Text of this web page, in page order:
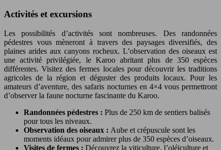
Activités et excursions
Les possibilités d’activités sont nombreuses. Des randonnées
pédestres vous mèneront à travers des paysages diversifiés, des
plaines arides aux canyons rocheux. L’observation des oiseaux est
une activité privilégiée, le Karoo abritant plus de 350 espèces
différentes. Visitez des fermes locales pour découvrir les traditions
agricoles de la région et déguster des produits locaux. Pour les
amateurs d’aventure, des safaris nocturnes en 4×4 vous permettront
d’observer la faune nocturne fascinante du Karoo.
Randonnées pédestres : Plus de 250 km de sentiers balisés
pour tous les niveaux.
Observation des oiseaux : Aube et crépuscule sont les
moments idéaux pour admirer plus de 350 espèces d’oiseaux.
Visites de fermes : Découvrez la viticulture, l’oléiculture et